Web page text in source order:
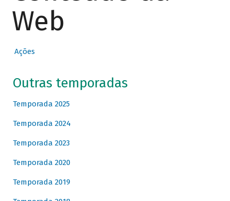
Web
Ações
Outras temporadas
Temporada 2025
Temporada 2024
Temporada 2023
Temporada 2020
Temporada 2019